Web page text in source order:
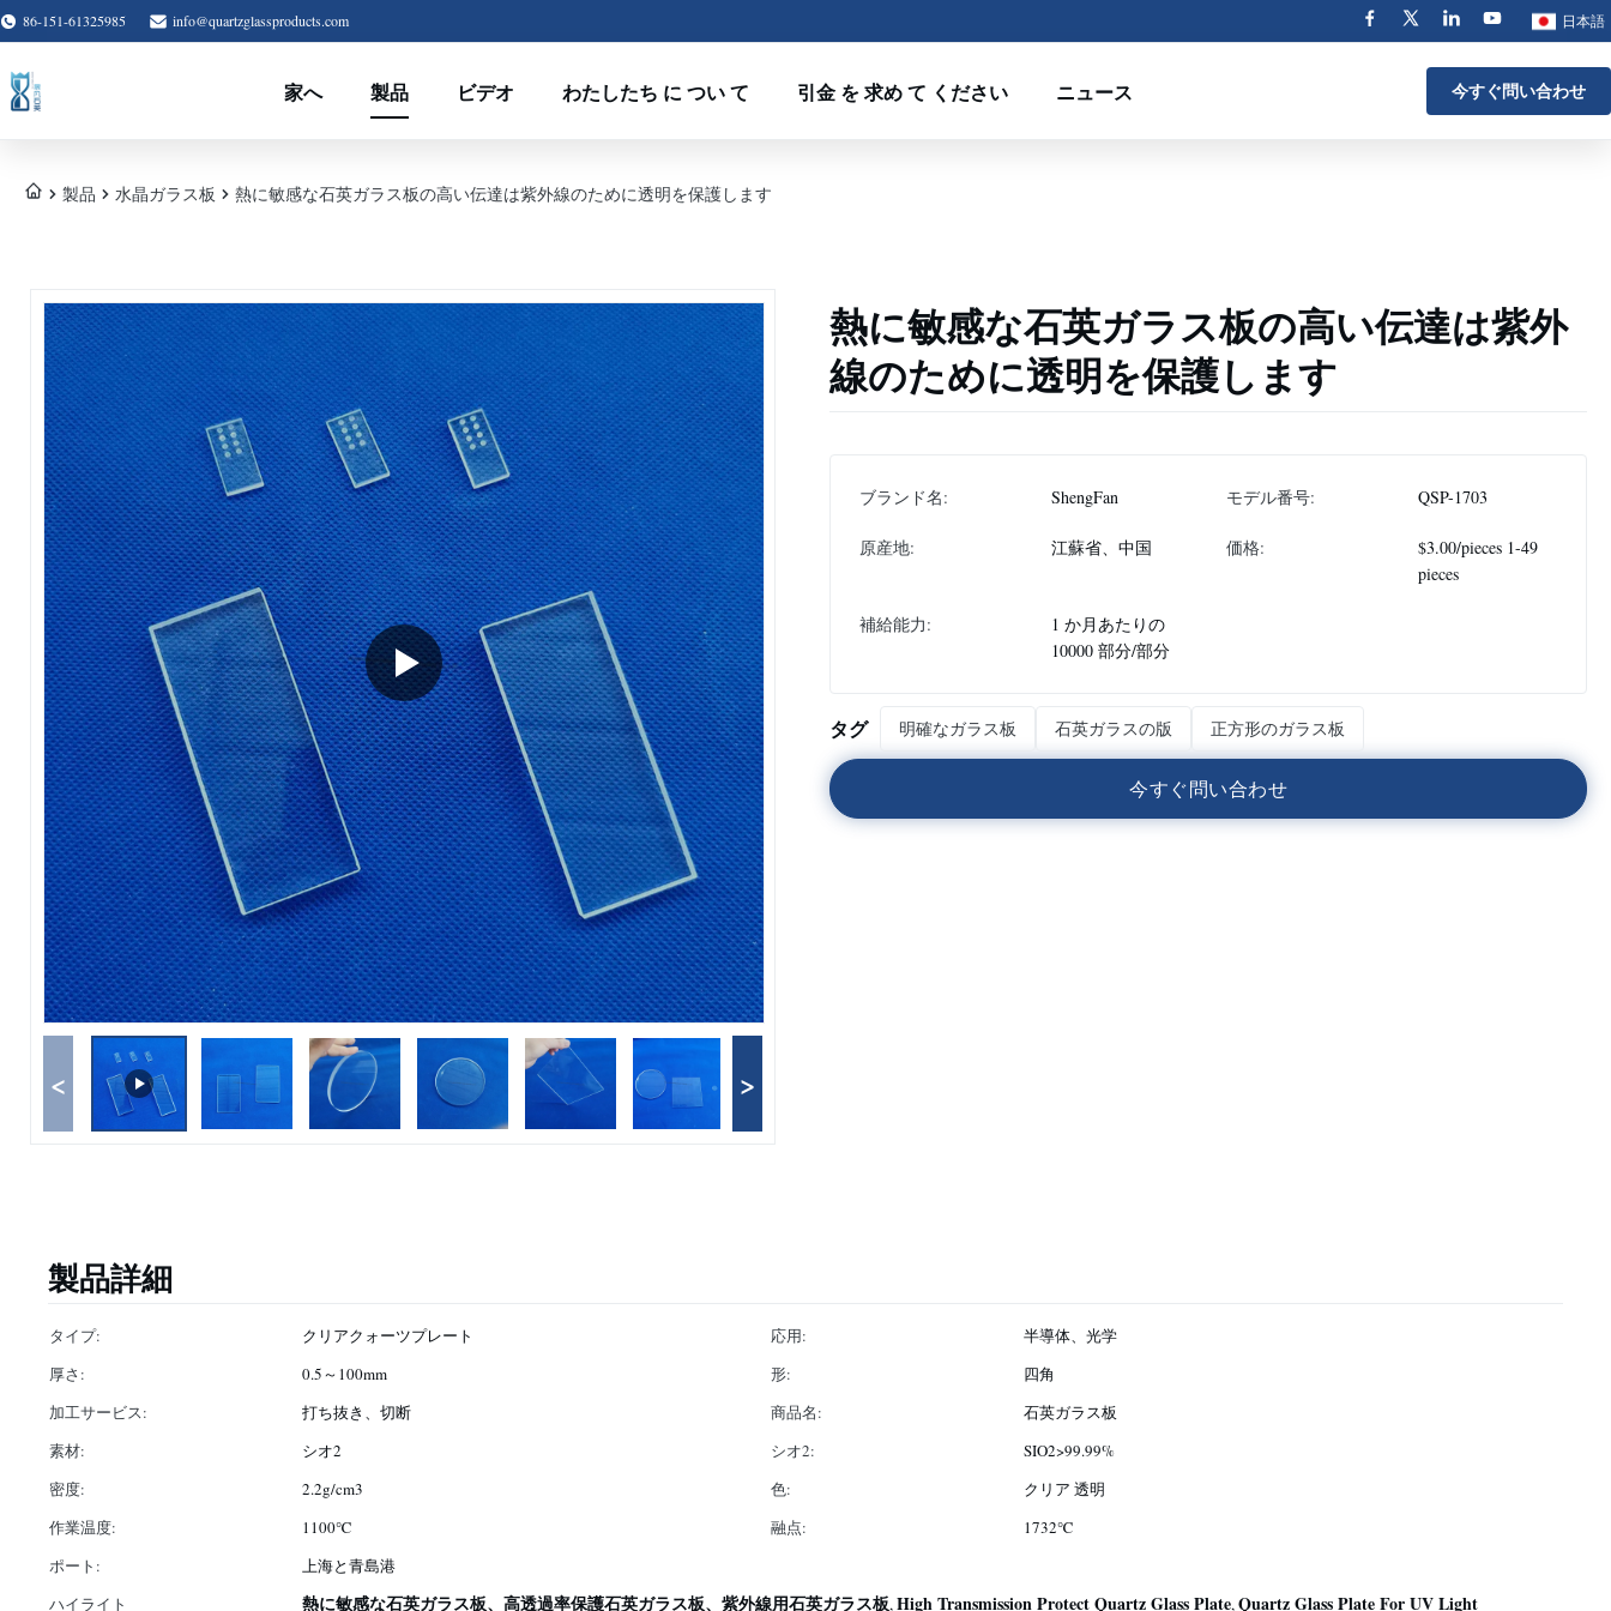
86-151-61325985 info@quartzglassproducts.com 日本語
家へ 製品 ビデオ わたしたち に つい て 引金 を 求め て ください ニュース 今すぐ問い合わせ
製品 水晶ガラス板 熱に敏感な石英ガラス板の高い伝達は紫外線のために透明を保護します
< >
熱に敏感な石英ガラス板の高い伝達は紫外
線のために透明を保護します
ブランド名: ShengFan モデル番号: QSP-1703
原産地: 江蘇省、中国 価格:
$3.00/pieces 1-49
pieces
補給能力:
1 か月あたりの
10000 部分/部分
タグ 明確なガラス板 石英ガラスの版 正方形のガラス板
今すぐ問い合わせ
製品詳細
タイプ: クリアクォーツプレート 応用:
半導体、光学
厚さ:
0.5～100mm 形:
四角
加工サービス:
打ち抜き、切断 商品名:
石英ガラス板
素材:
シオ2 シオ2:
SIO2>99.99%
密度:
2.2g/cm3 色:
クリア 透明
作業温度:
1100℃ 融点:
1732℃
ポート:
上海と青島港
ハイライト
熱に敏感な石英ガラス板、高透過率保護石英ガラス板、紫外線用石英ガラス板,High Transmission Protect Quartz Glass Plate,Quartz Glass Plate For UV Light